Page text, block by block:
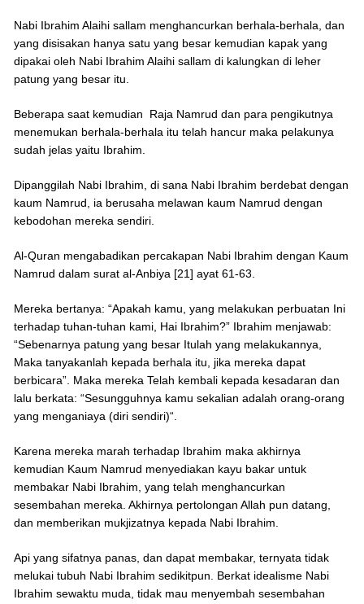
Nabi Ibrahim Alaihi sallam menghancurkan berhala-berhala, dan
yang disisakan hanya satu yang besar kemudian kapak yang
dipakai oleh Nabi Ibrahim Alaihi sallam di kalungkan di leher
patung yang besar itu.
Beberapa saat kemudian Raja Namrud dan para pengikutnya
menemukan berhala-berhala itu telah hancur maka pelakunya
sudah jelas yaitu Ibrahim.
Dipanggilah Nabi Ibrahim, di sana Nabi Ibrahim berdebat dengan
kaum Namrud, ia berusaha melawan kaum Namrud dengan
kebodohan mereka sendiri.
Al-Quran mengabadikan percakapan Nabi Ibrahim dengan Kaum
Namrud dalam surat al-Anbiya [21] ayat 61-63.
Mereka bertanya: “Apakah kamu, yang melakukan perbuatan Ini
terhadap tuhan-tuhan kami, Hai Ibrahim?” Ibrahim menjawab:
“Sebenarnya patung yang besar Itulah yang melakukannya,
Maka tanyakanlah kepada berhala itu, jika mereka dapat
berbicara”. Maka mereka Telah kembali kepada kesadaran dan
lalu berkata: “Sesungguhnya kamu sekalian adalah orang-orang
yang menganiaya (diri sendiri)“.
Karena mereka marah terhadap Ibrahim maka akhirnya
kemudian Kaum Namrud menyediakan kayu bakar untuk
membakar Nabi Ibrahim, yang telah menghancurkan
sesembahan mereka. Akhirnya pertolongan Allah pun datang,
dan memberikan mukjizatnya kepada Nabi Ibrahim.
Api yang sifatnya panas, dan dapat membakar, ternyata tidak
melukai tubuh Nabi Ibrahim sedikitpun. Berkat idealisme Nabi
Ibrahim sewaktu muda, tidak mau menyembah sesembahan